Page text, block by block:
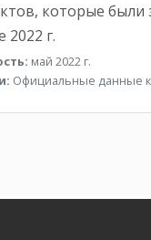
которые
2022 г.
май 2022 г.
Официальные данные